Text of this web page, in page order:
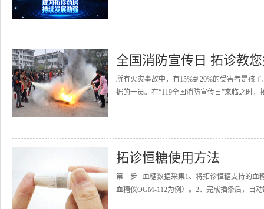
全国消防宣传日 拓诊教
所有火灾事故中，有15%到20%的受害者是孩
据的一员。在“119全国消防宣传日”来临之时
拓诊恒糖使用方法
第一步 血糖数据采集1、将拓诊恒糖支持的血
血糖仪OGM-112为例）。2、完成插条后，自